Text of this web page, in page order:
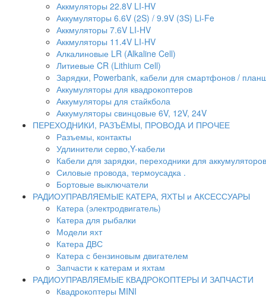
Аккмуляторы 22.8V LI-HV
Аккумуляторы 6.6V (2S) / 9.9V (3S) Li-Fe
Аккмуляторы 7.6V LI-HV
Аккмуляторы 11.4V LI-HV
Алкалиновые LR (Alkaline Cell)
Литиевые CR (Lithium Сell)
Зарядки, Powerbank, кабели для смартфонов /
Аккумуляторы для квадрокоптеров
Аккумуляторы для стайкбола
Аккумуляторы свинцовые 6V, 12V, 24V
ПЕРЕХОДНИКИ, РАЗЪЁМЫ, ПРОВОДА И ПРОЧЕЕ
Разъемы, контакты
Удлинители серво,Y-кабели
Кабели для зарядки, переходники для аккумуляторов
Силовые провода, термоусадка .
Бортовые выключатели
РАДИОУПРАВЛЯЕМЫЕ КАТЕРА, ЯХТЫ и АКСЕССУАРЫ
Катера (электродвигатель)
Катера для рыбалки
Модели яхт
Катера ДВС
Катера с бензиновым двигателем
Запчасти к катерам и яхтам
РАДИОУПРАВЛЯЕМЫЕ КВАДРОКОПТЕРЫ И ЗАПЧАСТИ
Квадрокоптеры MINI